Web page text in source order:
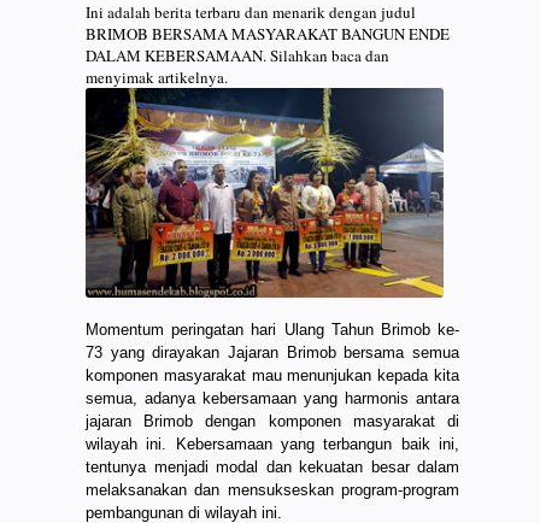
Ini adalah berita terbaru dan menarik dengan judul
BRIMOB BERSAMA MASYARAKAT BANGUN ENDE
DALAM KEBERSAMAAN. Silahkan baca dan
menyimak artikelnya.
Momentum peringatan hari Ulang Tahun Brimob ke-
73 yang dirayakan Jajaran Brimob bersama semua
komponen masyarakat mau menunjukan kepada kita
semua, adanya kebersamaan yang harmonis antara
jajaran Brimob dengan komponen masyarakat di
wilayah ini. Kebersamaan yang terbangun baik ini,
tentunya menjadi modal dan kekuatan besar dalam
melaksanakan dan mensukseskan program-program
pembangunan di wilayah ini.